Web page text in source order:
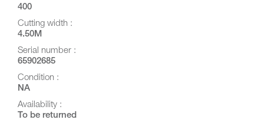
400
Cutting width :
4.50M
Serial number :
65902685
Condition :
NA
Availability :
To be returned